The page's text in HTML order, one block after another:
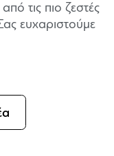
τις πιο ζεστές
ευχαριστούμε